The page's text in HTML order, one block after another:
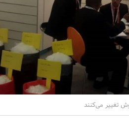
تغییر می‌کنند